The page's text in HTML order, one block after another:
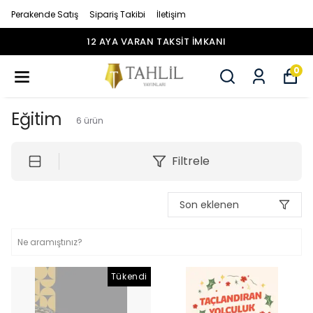
Perakende Satış Sipariş Takibi İletişim
12 AYA VARAN TAKSİT İMKANI
0
Eğitim 6 ürün
Filtrele
Son eklenen
Tükendi